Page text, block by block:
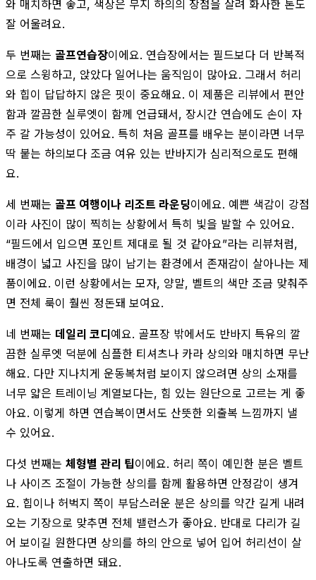
와 매치하면 좋고, 색상은 무지 하의의 장점을 살려 화사한 톤도
잘 어울려요.
두 번째는 골프연습장이에요. 연습장에서는 필드보다 더 반복적
으로 스윙하고, 앉았다 일어나는 움직임이 많아요. 그래서 허리
와 힙이 답답하지 않은 핏이 중요해요. 이 제품은 리뷰에서 편안
함과 깔끔한 실루엣이 함께 언급돼서, 장시간 연습에도 손이 자
주 갈 가능성이 있어요. 특히 처음 골프를 배우는 분이라면 너무
딱 붙는 하의보다 조금 여유 있는 반바지가 심리적으로도 편해
요.
세 번째는 골프 여행이나 리조트 라운딩이에요. 예쁜 색감이 강점
이라 사진이 많이 찍히는 상황에서 특히 빛을 발할 수 있어요.
“필드에서 입으면 포인트 제대로 될 것 같아요”라는 리뷰처럼,
배경이 넓고 사진을 많이 남기는 환경에서 존재감이 살아나는 제
품이에요. 이런 상황에서는 모자, 양말, 벨트의 색만 조금 맞춰주
면 전체 룩이 훨씬 정돈돼 보여요.
네 번째는 데일리 코디예요. 골프장 밖에서도 반바지 특유의 깔
끔한 실루엣 덕분에 심플한 티셔츠나 카라 상의와 매치하면 무난
해요. 다만 지나치게 운동복처럼 보이지 않으려면 상의 소재를
너무 얇은 트레이닝 계열보다는, 힘 있는 원단으로 고르는 게 좋
아요. 이렇게 하면 연습복이면서도 산뜻한 외출복 느낌까지 낼
수 있어요.
다섯 번째는 체형별 관리 팁이에요. 허리 쪽이 예민한 분은 벨트
나 사이즈 조절이 가능한 상의를 함께 활용하면 안정감이 생겨
요. 힙이나 허벅지 쪽이 부담스러운 분은 상의를 약간 길게 내려
오는 기장으로 맞추면 전체 밸런스가 좋아요. 반대로 다리가 길
어 보이길 원한다면 상의를 하의 안으로 넣어 입어 허리선이 살
아나도록 연출하면 돼요.